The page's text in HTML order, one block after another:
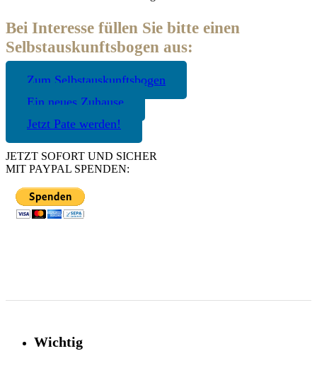
Bei Interesse füllen Sie bitte einen
Selbstauskunftsbogen aus:
Zum Selbstauskunftsbogen
Ein neues Zuhause
Jetzt Pate werden!
JETZT SOFORT UND SICHER
MIT PAYPAL SPENDEN:
Wichtig